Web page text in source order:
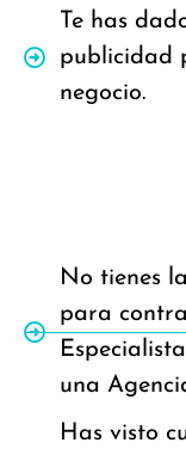
Te has
publicidad
negocio.
No tienes
para
una
Has visto